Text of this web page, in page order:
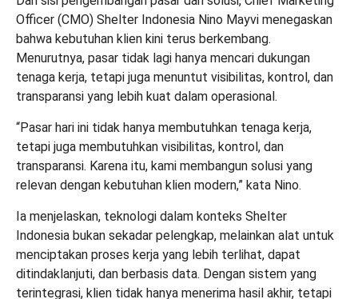
Officer (CMO) Shelter Indonesia Nino Mayvi menegaskan
bahwa kebutuhan klien kini terus berkembang.
Menurutnya, pasar tidak lagi hanya mencari dukungan
tenaga kerja, tetapi juga menuntut visibilitas, kontrol, dan
transparansi yang lebih kuat dalam operasional.
“Pasar hari ini tidak hanya membutuhkan tenaga kerja,
tetapi juga membutuhkan visibilitas, kontrol, dan
transparansi. Karena itu, kami membangun solusi yang
relevan dengan kebutuhan klien modern,” kata Nino.
Ia menjelaskan, teknologi dalam konteks Shelter
Indonesia bukan sekadar pelengkap, melainkan alat untuk
menciptakan proses kerja yang lebih terlihat, dapat
ditindaklanjuti, dan berbasis data. Dengan sistem yang
terintegrasi, klien tidak hanya menerima hasil akhir, tetapi